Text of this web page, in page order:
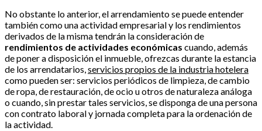
No obstante lo anterior, el arrendamiento se puede entender
también como una actividad empresarial y los rendimientos
derivados de la misma tendrán la consideración de
rendimientos de actividades económicas cuando, además
de poner a disposición el inmueble, ofrezcas durante la estancia
de los arrendatarios,servicios propios de la industria hotelera
como pueden ser: servicios periódicos de limpieza, de cambio
de ropa, de restauración, de ocio u otros de naturaleza análoga
o cuando, sin prestar tales servicios, se disponga de una persona
con contrato laboral y jornada completa para la ordenación de
la actividad.